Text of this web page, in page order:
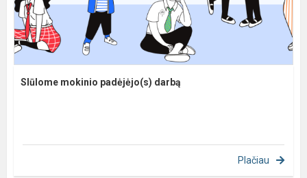
SIūlome mokinio padėjėjo(s) darbą
Plačiau